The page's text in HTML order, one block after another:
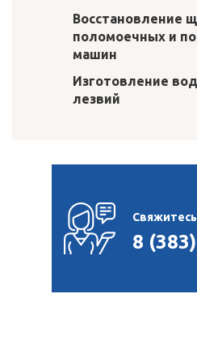
Восстановление
поломоечных и
машин
Изготовление
лезвий
8